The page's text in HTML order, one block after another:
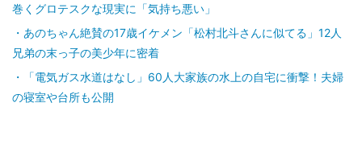
巻くグロテスクな現実に「気持ち悪い」
あのちゃん絶賛の17歳イケメン「松村北斗さんに似てる」12人
兄弟の末っ子の美少年に密着
「電気ガス水道はなし」60人大家族の水上の自宅に衝撃！夫婦
の寝室や台所も公開